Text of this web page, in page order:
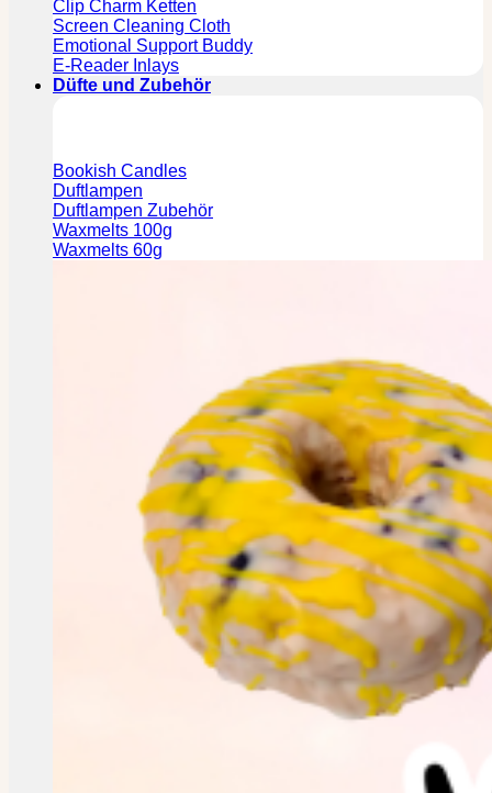
Clip Charm Ketten
Screen Cleaning Cloth
Emotional Support Buddy
E-Reader Inlays
Düfte und Zubehör
Bookish Candles
Duftlampen
Duftlampen Zubehör
Waxmelts 100g
Waxmelts 60g